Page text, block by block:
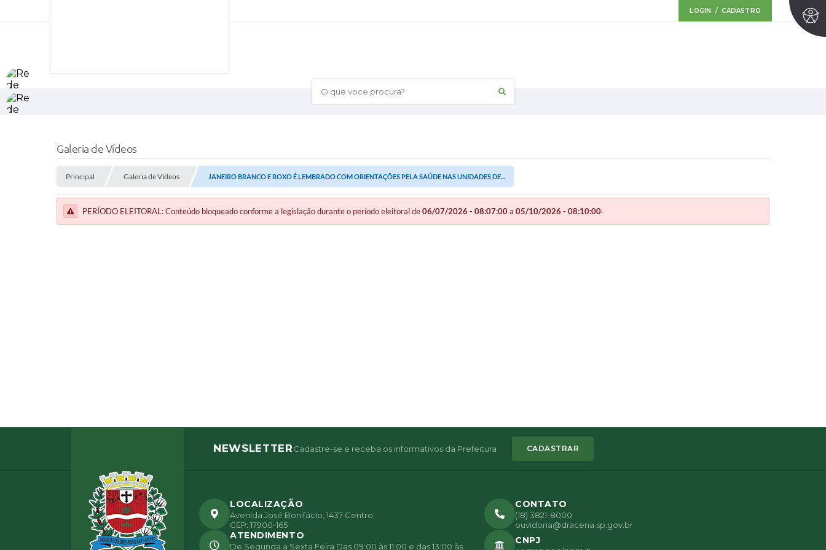
LOGIN / CADASTRO
O que voce procura?
Galeria de Vídeos
Principal Galeria de Vídeos JANEIRO BRANCO E ROXO É LEMBRADO COM ORIENTAÇÕES PELA SAÚDE NAS UNIDADES DE...
PERÍODO ELEITORAL: Conteúdo bloqueado conforme a legislação durante o período eleitoral de06/07/2026 - 08:07:00a 05/10/2026 - 08:10:00.
NEWSLETTERCadastre-se e receba os informativos da Prefeitura CADASTRAR
LOCALIZAÇÃO
Avenida José Bonifácio, 1437 Centro
CEP: 17900-165
CONTATO
(18) 3821-8000
ouvidoria@dracena.sp.gov.br
ATENDIMENTO
De Segunda a Sexta Feira Das 09:00 às 11:00 e das 13:00 às
CNPJ